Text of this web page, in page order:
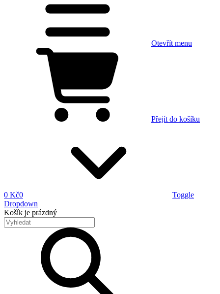
Otevřít menu
Přejít do košíku
0 Kč0
Toggle
Dropdown
Košík je prázdný